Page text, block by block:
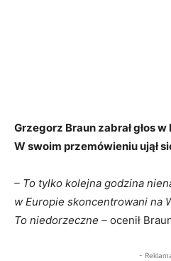
Grzegorz Braun zabrał głos
W swoim przemówieniu ujął
– To tylko kolejna godzina
w Europie skoncentrowani na
To niedorzeczne – ocenił
-